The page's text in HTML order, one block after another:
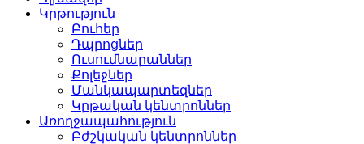
Կրթություն
Բուհեր­
Դպրոցներ­
Ուսումնարաններ­
Քոլեջներ­
Մանկապարտեզներ­
Կրթական կենտրոններ­
Առողջապահություն
Բժշկական կենտրոններ­